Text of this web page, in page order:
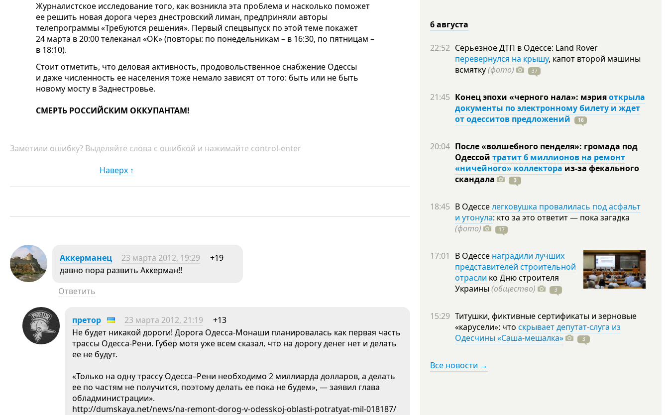
Журналистское исследование того, как возникла эта проблема и насколько поможет
ее решить новая дорога через днестровский лиман, предприняли авторы
телепрограммы «Требуются решения». Первый спецвыпуск по этой теме покажет
24 марта в 20:00 телеканал «ОК» (повторы: по понедельникам – в 16:30, по пятницам –
в 18:10).
Стоит отметить, что деловая активность, продовольственное снабжение Одессы
и даже численность ее населения тоже немало зависят от того: быть или не быть
новому мосту в Заднестровье.
СМЕРТЬ РОССИЙСКИМ ОККУПАНТАМ!
Заметили ошибку? Выделяйте слова с ошибкой и нажимайте control-enter
Наверх ↑
Аккерманец 23 марта 2012, 19:29
+19
давно пора развить Аккерман!!
Ответить
претор 23 марта 2012, 21:19
+13
Не будет никакой дороги! Дорога Одесса-Монаши планировалась как первая часть
трассы Одесса-Рени. Губер мотя уже всем сказал, что на дорогу денег нет и делать
ее не будут.
«Только на одну трассу Одесса–Рени необходимо 2 миллиарда долларов, а делать
ее по частям не получится, поэтому делать ее пока не будем», — заявил глава
обладминистрации».
http://dumskaya.net/news/na-remont-dorog-v-odesskoj-oblasti-potratyat-mil-018187/
6 августа
22:52 Серьезное ДТП в Одессе: Land Rover
перевернулся на крышу, капот второй машины
всмятку(фото) 37
21:45 Конец эпохи «черного нала»: мэрияоткрыла
документы по электронному билету и ждет
от одесситов предложений
16
20:04 После «волшебного пенделя»: громада под
Одессой тратит 6 миллионов на ремонт
«ничейного» коллектора из-за фекального
скандала
3
18:45 В Одесселегковушка провалилась под асфальт
и утонула: кто за это ответит — пока загадка
(фото)
17
17:01 В Одессе наградили лучших
представителей строительной
отрасли ко Дню строителя
Украины (общество) 3
15:29 Титушки, фиктивные сертификаты и зерновые
«карусели»: что скрывает депутат-слуга из
Одесчины «Саша-мешалка»
3
Все новости →